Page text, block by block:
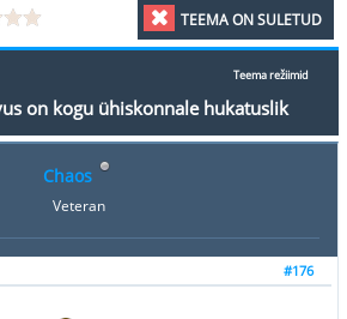
TEEMA ON SULETUD
Teema režiimid
on kogu ühiskonnale hukatuslik
Chaos
Veteran
#176